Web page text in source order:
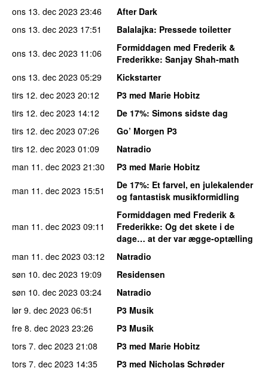
ons 13. dec 2023 23:46
After Dark
ons 13. dec 2023 17:51 Balalajka: Pressede toiletter
ons 13. dec 2023 11:06
Formiddagen med Frederik &
Frederikke: Sanjay Shah-math
ons 13. dec 2023 05:29
Kickstarter
tirs 12. dec 2023 20:12
P3 med Marie Hobitz
tirs 12. dec 2023 14:12 De 17%: Simons sidste dag
tirs 12. dec 2023 07:26
Go’ Morgen P3
tirs 12. dec 2023 01:09
Natradio
man 11. dec 2023 21:30
P3 med Marie Hobitz
man 11. dec 2023 15:51 De 17%: Et farvel, en julekalender
og fantastisk musikformidling
man 11. dec 2023 09:11
Formiddagen med Frederik &
Frederikke: Og det skete i de
dage… at der var ægge-optælling
man 11. dec 2023 03:12
Natradio
søn 10. dec 2023 19:09
Residensen
søn 10. dec 2023 03:24
Natradio
lør 9. dec 2023 06:51
P3 Musik
fre 8. dec 2023 23:26
P3 Musik
tors 7. dec 2023 21:08
P3 med Marie Hobitz
tors 7. dec 2023 14:35 P3 med Nicholas Schrøder